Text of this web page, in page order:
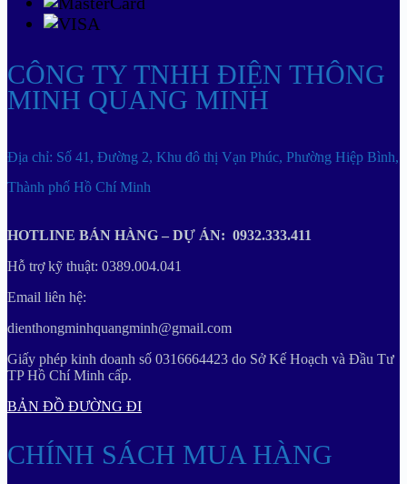
CÔNG TY TNHH ĐIỆN THÔNG
MINH QUANG MINH
Địa chỉ: Số 41, Đường 2, Khu đô thị Vạn Phúc, Phường Hiệp Bình,
Thành phố Hồ Chí Minh
HOTLINE BÁN HÀNG – DỰ ÁN: 0932.333.411
Hỗ trợ kỹ thuật: 0389.004.041
Email liên hệ:
dienthongminhquangminh@gmail.com
Giấy phép kinh doanh số 0316664423 do Sở Kế Hoạch và Đầu Tư
TP Hồ Chí Minh cấp.
BẢN ĐỒ ĐƯỜNG ĐI
CHÍNH SÁCH MUA HÀNG